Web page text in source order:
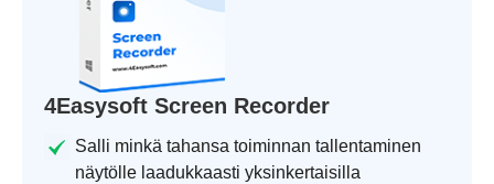
4Easysoft Screen Recorder
Salli minkä tahansa toiminnan tallentaminen
näytölle laadukkaasti yksinkertaisilla